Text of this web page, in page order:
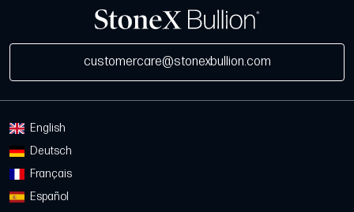
customercare@stonexbullion.com
English
Deutsch
Français
Español